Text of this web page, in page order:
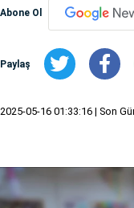
Abone Ol
Paylaş
2025-05-16 01:33:16 | Son